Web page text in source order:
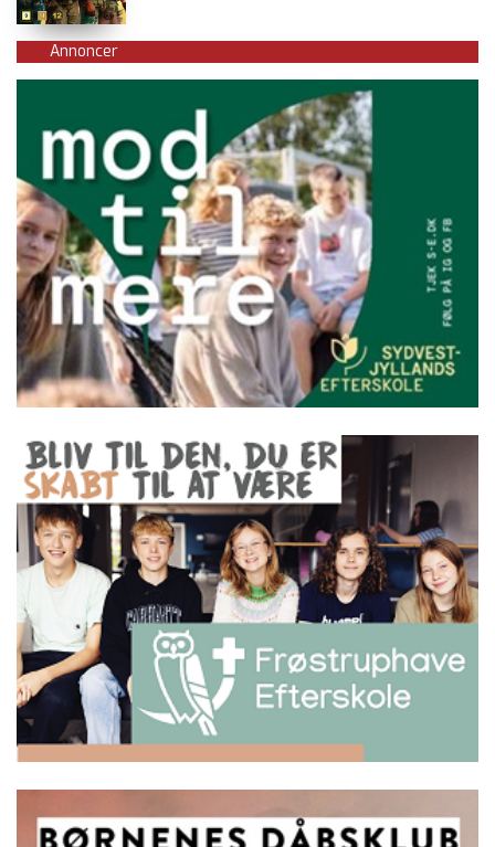
Annoncer